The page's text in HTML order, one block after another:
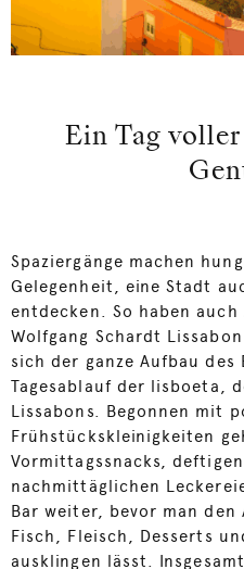
Ein Tag
Spaziergänge machen
Gelegenheit, eine Stadt
entdecken. So haben
Wolfgang Schardt
sich der ganze Aufbau des
Tagesablauf der lisboeta,
Lissabons. Begonnen mit
Frühstückskleinigkeiten
Vormittagssnacks,
nachmittäglichen
Bar weiter, bevor man
Fisch, Fleisch, Desserts
ausklingen lässt.